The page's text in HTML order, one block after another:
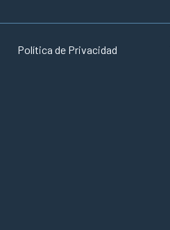
Política de Privacidad